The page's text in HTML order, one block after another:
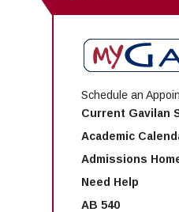
Schedule an
Current Gavilan
Academic
Admissions
Need Help
AB 540